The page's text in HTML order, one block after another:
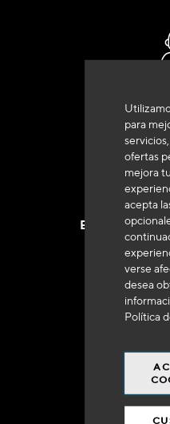
para
ofertas
mejora tu
acepta
verse
desea
Política
+33 (0)4 79
Entrega en 48
a